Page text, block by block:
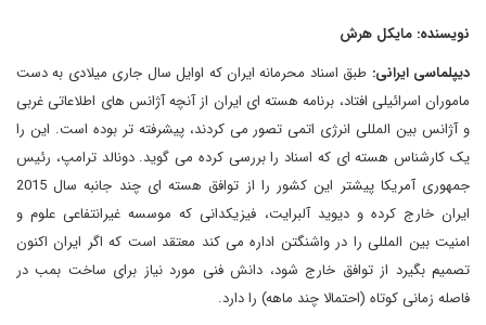
نویسنده: مایکل هرش
دیپلماسی ایرانی: طبق اسناد محرمانه ایران که اوایل سال جاری میلادی به دست
ماموران اسرائیلی افتاد، برنامه هسته ای ایران از آنچه آژانس های اطلاعاتی غربی
و آژانس بین المللی انرژی اتمی تصور می کردند، پیشرفته تر بوده است. این را
یک کارشناس هسته ای که اسناد را بررسی کرده می گوید. دونالد ترامپ، رئیس
جمهوری آمریکا پیشتر این کشور را از توافق هسته ای چند جانبه سال 2015
ایران خارج کرده و دیوید آلبرایت، فیزیکدانی که موسسه غیرانتفاعی علوم و
امنیت بین المللی را در واشنگتن اداره می کند معتقد است که اگر ایران اکنون
تصمیم بگیرد از توافق خارج شود، دانش فنی مورد نیاز برای ساخت بمب در
فاصله زمانی کوتاه (احتمالا چند ماهه) را دارد.